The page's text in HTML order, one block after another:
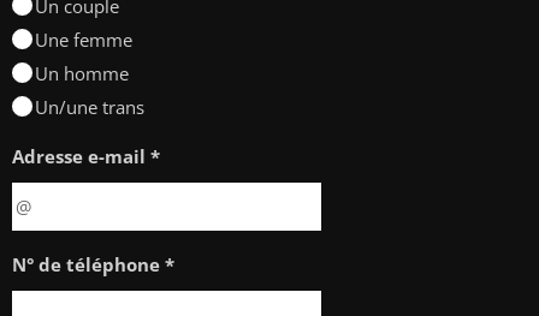
Un couple
Une femme
Un homme
Un/une trans
Adresse e-mail *
N° de téléphone *